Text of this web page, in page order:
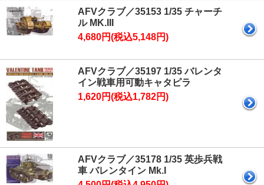
AFVクラブ／35153 1/35 チャーチ
ル MK.III
4,680円(税込5,148円)
AFVクラブ／35197 1/35 バレンタ
イン戦車用可動キャタピラ
1,620円(税込1,782円)
AFVクラブ／35178 1/35 英歩兵戦
車 バレンタイン Mk.I